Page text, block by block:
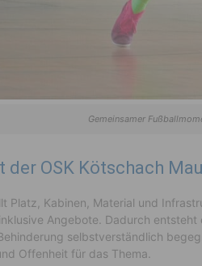
Gemeinsamer
der OSK Kötschach
Platz, Kabinen, Material und
Angebote. Dadurch
selbstverständlich
Offenheit für das Thema.